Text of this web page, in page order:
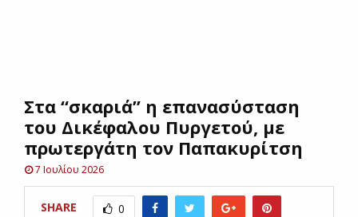
UΣτα “σκαριά” η επανασύσταση
του Δικέφαλου Πυργετού, με
πρωτεργάτη τον Παπακυρίτση
7 Ιουλίου 2026
SHARE 0